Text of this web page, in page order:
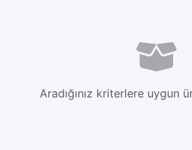
Aradığınız kriterlere uygun